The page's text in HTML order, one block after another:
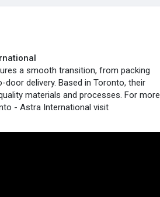
a smooth transition, from packing
delivery. Based in Toronto, their
materials and processes. For more
- Astra International visit